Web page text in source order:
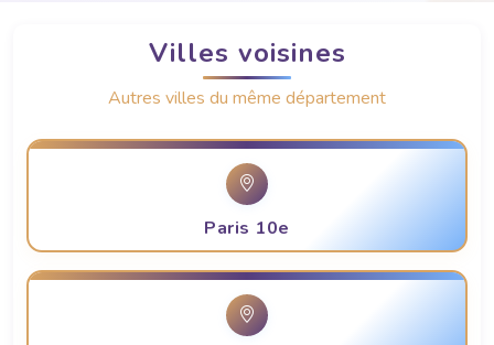
Villes voisines
Autres villes du même département
Paris 10e